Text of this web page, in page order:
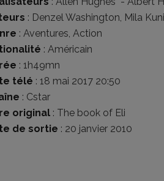
: Denzel Washington, Mila
: Aventures, Action
: Américain
: 1h49mn
télé : 18 mai 2017 20:50
: Cstar
original : The book of Eli
de sortie : 20 janvier 2010